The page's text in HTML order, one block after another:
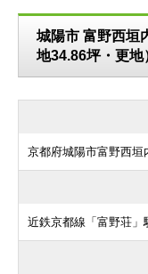
城陽市 富野西垣
地34.86坪・更地
京都府城陽市富野西垣
近鉄京都線「富野荘」